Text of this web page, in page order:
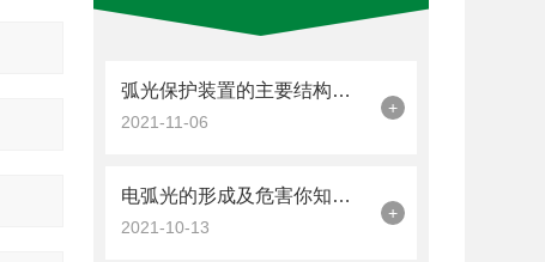
弧光保护装置的主要结构组成看完本篇你就知道了
2021-11-06
+
电弧光的形成及危害你知道是什么吗？
2021-10-13
+